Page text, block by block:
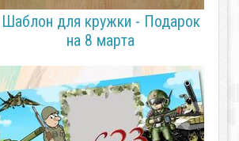
Шаблон для кружки - Подарок
на 8 марта